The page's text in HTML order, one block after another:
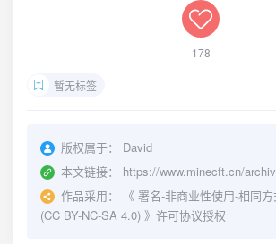
178
暂无标签
版权属于：
David
本文链接：
https://www.minecft.cn/
作品采用：
《 署名-非商业性使用-相同
(CC BY-NC-SA 4.0) 》许可协议授权